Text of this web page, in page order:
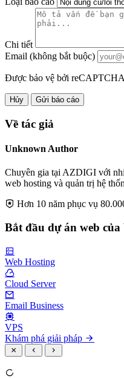
Chi tiết
Email (không bắt buộc)
Được bảo vệ bởi
Hủy Gửi báo cáo
Về tác giả
Unknown Author
Chuyên gia tại AZDIGI với
web hosting và quản trị hệ
Hơn 10 năm phục vụ
Bắt đầu dự án web
Web Hosting
Cloud Server
Email Business
VPS
Khám phá giải pháp